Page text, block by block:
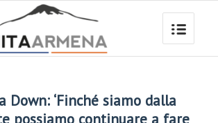
Down: ‘Finché siamo dalla
possiamo continuare a fare